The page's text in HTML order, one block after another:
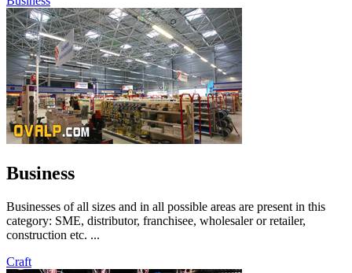
Business
Businesses of all sizes and in all possible areas are present in this
category: SME, distributor, franchisee, wholesaler or retailer,
construction etc. ...
Craft